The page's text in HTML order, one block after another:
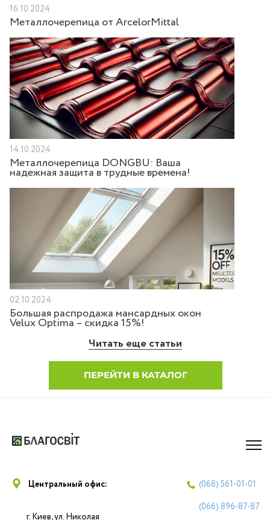
16.10.2024
Металлочерепица от ArcelorMittal
14.10.2024
Металлочерепица DONGBU: Ваша
надежная защита в трудные времена!
02.10.2024
Большая распродажа мансардных окон
Velux Optima – скидка 15%!
Читать еще статьи
ПЕРЕЙТИ В КАТАЛОГ
Центральный офис:
г. Киев, ул. Николая
(068) 561-01-01
(066) 896-87-87